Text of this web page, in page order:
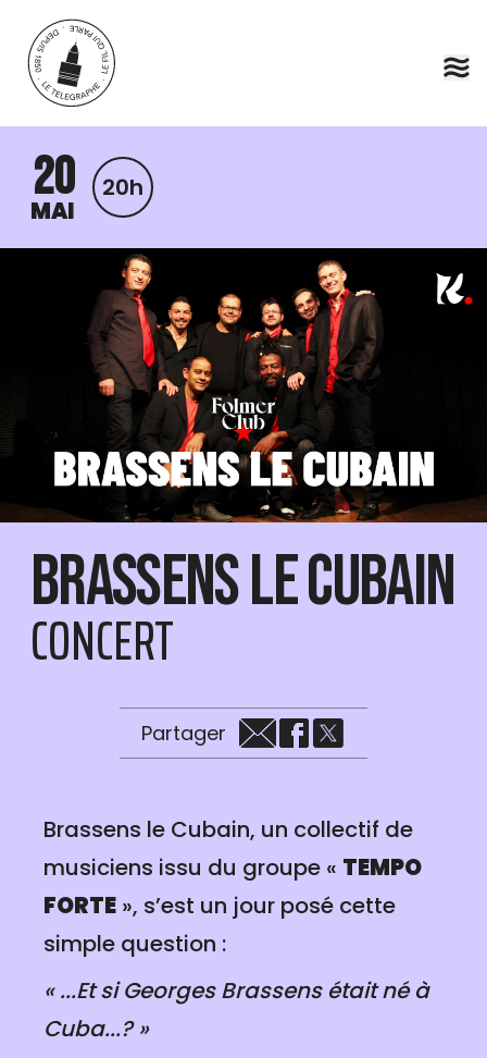
Aller au contenu principal
20
MAI
20h
Brassens le Cubain
CONCERT
Partager
Brassens le Cubain, un collectif de
musiciens issu du groupe « TEMPO
FORTE », s’est un jour posé cette
simple question :
« ...Et si Georges Brassens était né à
Cuba...? »